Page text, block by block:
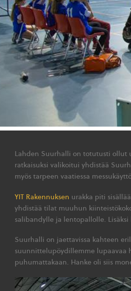
Lahden Suurhalli on totutusti ollut
ratkaisuksi valikoitui yhdistää
myös tarpeen vaatiessa
YIT Rakennuksen urakka piti
yhdistää tilat muuhun
salibandylle ja lentopallolle.
Suurhalli on jaettavissa kahteen
suunnittelupöydillemme lupaavaa
puhumattakaan. Hanke oli siis